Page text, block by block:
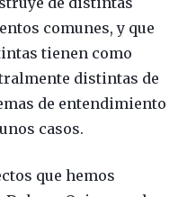
comunes, y que
tienen como
distintas de
de entendimiento
casos.
que hemos